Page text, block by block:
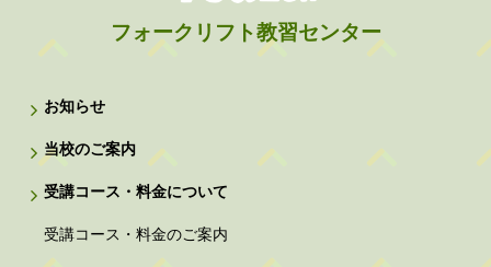
フォークリフト教習センター
お知らせ
当校のご案内
受講コース・料金について
受講コース・料金のご案内